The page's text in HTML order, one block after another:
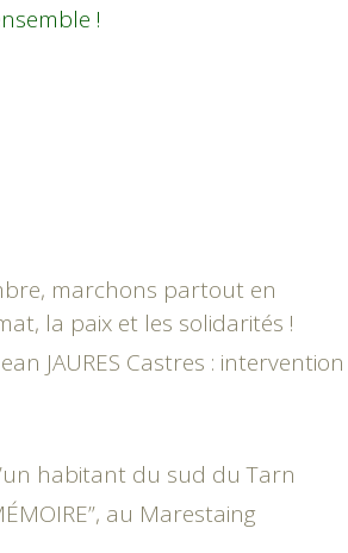
!
marchons partout en
la paix et les solidarités !
JAURES Castres : intervention
habitant du sud du Tarn
au Marestaing